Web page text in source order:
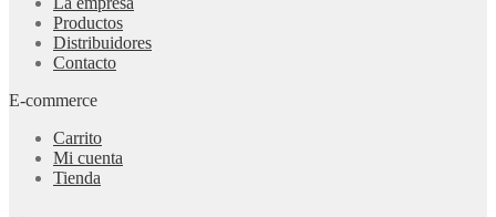
Productos
Distribuidores
Contacto
E-commerce
Carrito
Mi cuenta
Tienda